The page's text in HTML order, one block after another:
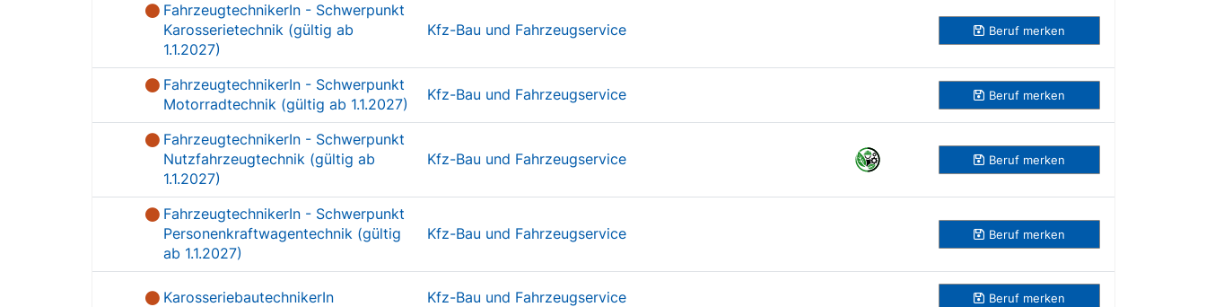
FahrzeugtechnikerIn - Schwerpunkt
Karosserietechnik (gültig ab
1.1.2027)
Kfz-Bau und Fahrzeugservice Beruf merken
FahrzeugtechnikerIn - Schwerpunkt
Motorradtechnik (gültig ab 1.1.2027)
Kfz-Bau und Fahrzeugservice Beruf merken
FahrzeugtechnikerIn - Schwerpunkt
Nutzfahrzeugtechnik (gültig ab
1.1.2027)
Kfz-Bau und Fahrzeugservice Beruf merken
FahrzeugtechnikerIn - Schwerpunkt
Personenkraftwagentechnik (gültig
ab 1.1.2027)
Kfz-Bau und Fahrzeugservice Beruf merken
KarosseriebautechnikerIn Kfz-Bau und Fahrzeugservice Beruf merken